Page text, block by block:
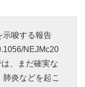
示唆する報告
NEJMc20
、まだ確実な
炎などを起こ